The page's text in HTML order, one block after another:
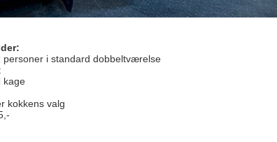
personer i standard dobbeltværelse
kage
kokkens valg